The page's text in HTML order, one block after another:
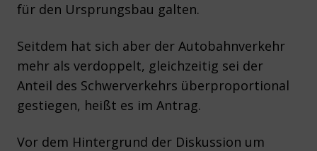
für den Ursprungsbau galten.
Seitdem hat sich aber der Autobahnverkehr
mehr als verdoppelt, gleichzeitig sei der
Anteil des Schwerverkehrs überproportional
gestiegen, heißt es im Antrag.
Vor dem Hintergrund der Diskussion um